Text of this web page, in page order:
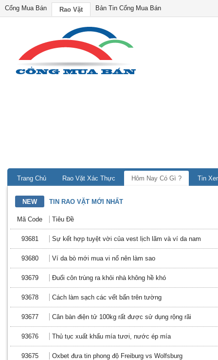
Cổng Mua Bán Rao Vặt Bản Tin Cổng Mua Bán
Trang Chủ Rao Vặt Xác Thực Hôm Nay Có Gì ? Tin
NEW TIN RAO VẶT MỚI NHẤT
Mã Code Tiêu Đề
93681 Sự kết hợp tuyệt vời của vest lịch lãm và ví da nam
93680 Ví da bò mới mua vi nổ nên làm sao
93679 Đuổi côn trùng ra khỏi nhà không hề khó
93678 Cách làm sạch các vết bẩn trên tường
93677 Cân bàn điện tử 100kg rất được sử dụng rộng rãi
93676 Thủ tục xuất khẩu mía tươi, nước ép mía
93675 Oxbet đưa tin phong độ Freiburg vs Wolfsburg